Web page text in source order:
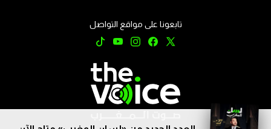
تابعونا على مواقع التواصل